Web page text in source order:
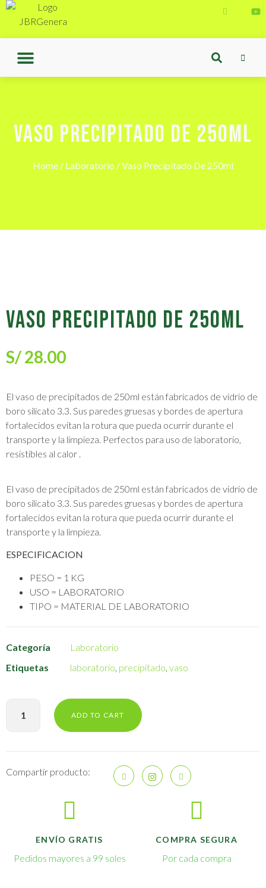
VASO PRECIPITADO DE 250ML
Home / Laboratorio / Vaso Precipitado De 250ml
VASO PRECIPITADO DE 250ML
S/28.00
El vaso de precipitados de 250ml están fabricados de vidrio de
boro silicato 3.3. Sus paredes gruesas y bordes de apertura
fortalecidos evitan la rotura que pueda ocurrir durante el
transporte y la limpieza. Perfectos para uso de laboratorio,
resistibles al calor .
El vaso de precipitados de 250ml están fabricados de vidrio de
boro silicato 3.3. Sus paredes gruesas y bordes de apertura
fortalecidos evitan la rotura que pueda ocurrir durante el
transporte y la limpieza.
ESPECIFICACION
PESO = 1 KG
USO = LABORATORIO
TIPO = MATERIAL DE LABORATORIO
Categoría
Laboratorio
Etiquetas
laboratorio precipitado vaso
ADD TO CART
Compartir producto:
ENVÍO GRATIS
Pedidos mayores a 99 soles
COMPRA SEGURA
Por cada compra